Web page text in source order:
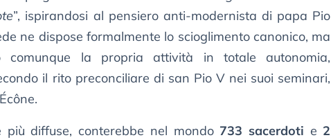
”, ispirandosi al pensiero anti-modernista di papa Pio
ne dispose formalmente lo scioglimento canonico, ma
comunque la propria attività in totale autonomia,
il rito preconciliare di san Pio V nei suoi seminari,
più diffuse, conterebbe nel mondo 733 sacerdoti e 2